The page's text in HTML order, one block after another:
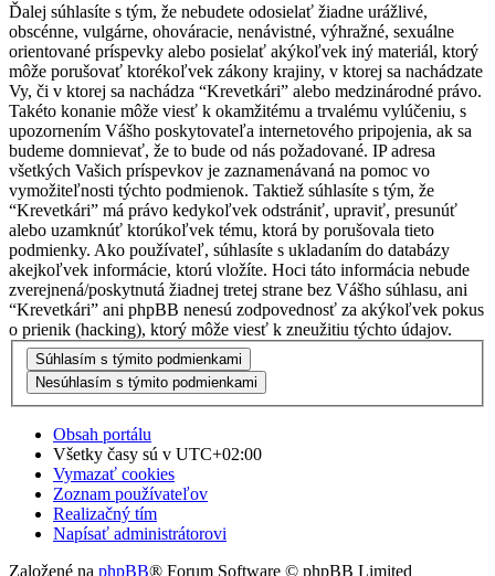
Ďalej súhlasíte s tým, že nebudete odosielať žiadne urážlivé,
obscénne, vulgárne, ohováracie, nenávistné, výhražné, sexuálne
orientované príspevky alebo posielať akýkoľvek iný materiál, ktorý
môže porušovať ktorékoľvek zákony krajiny, v ktorej sa nachádzate
Vy, či v ktorej sa nachádza “Krevetkári” alebo medzinárodné právo.
Takéto konanie môže viesť k okamžitému a trvalému vylúčeniu, s
upozornením Vášho poskytovateľa internetového pripojenia, ak sa
budeme domnievať, že to bude od nás požadované. IP adresa
všetkých Vašich príspevkov je zaznamenávaná na pomoc vo
vymožiteľnosti týchto podmienok. Taktiež súhlasíte s tým, že
“Krevetkári” má právo kedykoľvek odstrániť, upraviť, presunúť
alebo uzamknúť ktorúkoľvek tému, ktorá by porušovala tieto
podmienky. Ako používateľ, súhlasíte s ukladaním do databázy
akejkoľvek informácie, ktorú vložíte. Hoci táto informácia nebude
zverejnená/poskytnutá žiadnej tretej strane bez Vášho súhlasu, ani
“Krevetkári” ani phpBB nenesú zodpovednosť za akýkoľvek pokus
o prienik (hacking), ktorý môže viesť k zneužitiu týchto údajov.
Obsah portálu
Všetky časy sú v UTC+02:00
Vymazať cookies
Zoznam používateľov
Realizačný tím
Napísať administrátorovi
Založené na phpBB® Forum Software © phpBB Limited